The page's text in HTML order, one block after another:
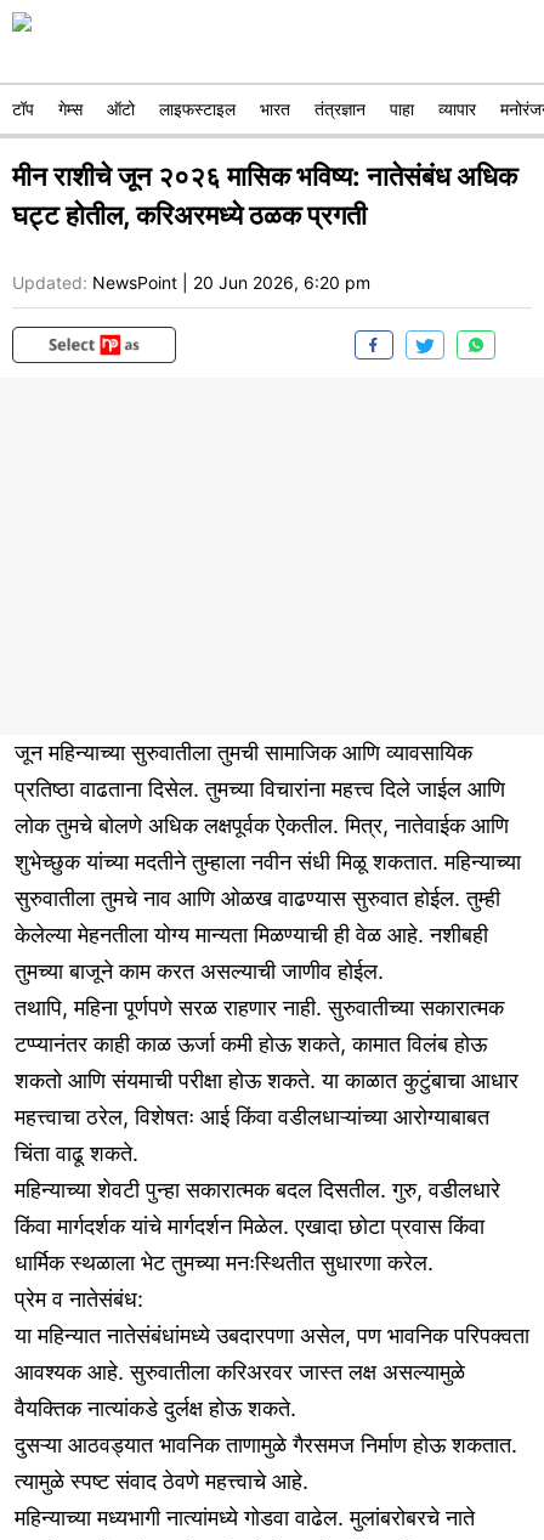
टॉप गेम्स ऑटो लाइफस्टाइल भारत तंत्रज्ञान पाहा व्यापार
मीन राशीचे जून २०२६ मासिक भविष्य: नातेसंबंध अधिक
घट्ट होतील, करिअरमध्ये ठळक प्रगती
Updated: NewsPoint 20 Jun 2026, 6:20 pm
जून महिन्याच्या सुरुवातीला तुमची सामाजिक आणि व्यावसायिक
प्रतिष्ठा वाढताना दिसेल. तुमच्या विचारांना महत्त्व दिले जाईल आणि
लोक तुमचे बोलणे अधिक लक्षपूर्वक ऐकतील. मित्र, नातेवाईक आणि
शुभेच्छुक यांच्या मदतीने तुम्हाला नवीन संधी मिळू शकतात. महिन्याच्या
सुरुवातीला तुमचे नाव आणि ओळख वाढण्यास सुरुवात होईल. तुम्ही
केलेल्या मेहनतीला योग्य मान्यता मिळण्याची ही वेळ आहे. नशीबही
तुमच्या बाजूने काम करत असल्याची जाणीव होईल.
तथापि, महिना पूर्णपणे सरळ राहणार नाही. सुरुवातीच्या सकारात्मक
टप्प्यानंतर काही काळ ऊर्जा कमी होऊ शकते, कामात विलंब होऊ
शकतो आणि संयमाची परीक्षा होऊ शकते. या काळात कुटुंबाचा आधार
महत्त्वाचा ठरेल, विशेषतः आई किंवा वडीलधाऱ्यांच्या आरोग्याबाबत
चिंता वाढू शकते.
महिन्याच्या शेवटी पुन्हा सकारात्मक बदल दिसतील. गुरु, वडीलधारे
किंवा मार्गदर्शक यांचे मार्गदर्शन मिळेल. एखादा छोटा प्रवास किंवा
धार्मिक स्थळाला भेट तुमच्या मनःस्थितीत सुधारणा करेल.
प्रेम व नातेसंबंध:
या महिन्यात नातेसंबंधांमध्ये उबदारपणा असेल, पण भावनिक परिपक्वता
आवश्यक आहे. सुरुवातीला करिअरवर जास्त लक्ष असल्यामुळे
वैयक्तिक नात्यांकडे दुर्लक्ष होऊ शकते.
दुसऱ्या आठवड्यात भावनिक ताणामुळे गैरसमज निर्माण होऊ शकतात.
त्यामुळे स्पष्ट संवाद ठेवणे महत्त्वाचे आहे.
महिन्याच्या मध्यभागी नात्यांमध्ये गोडवा वाढेल. मुलांबरोबरचे नाते